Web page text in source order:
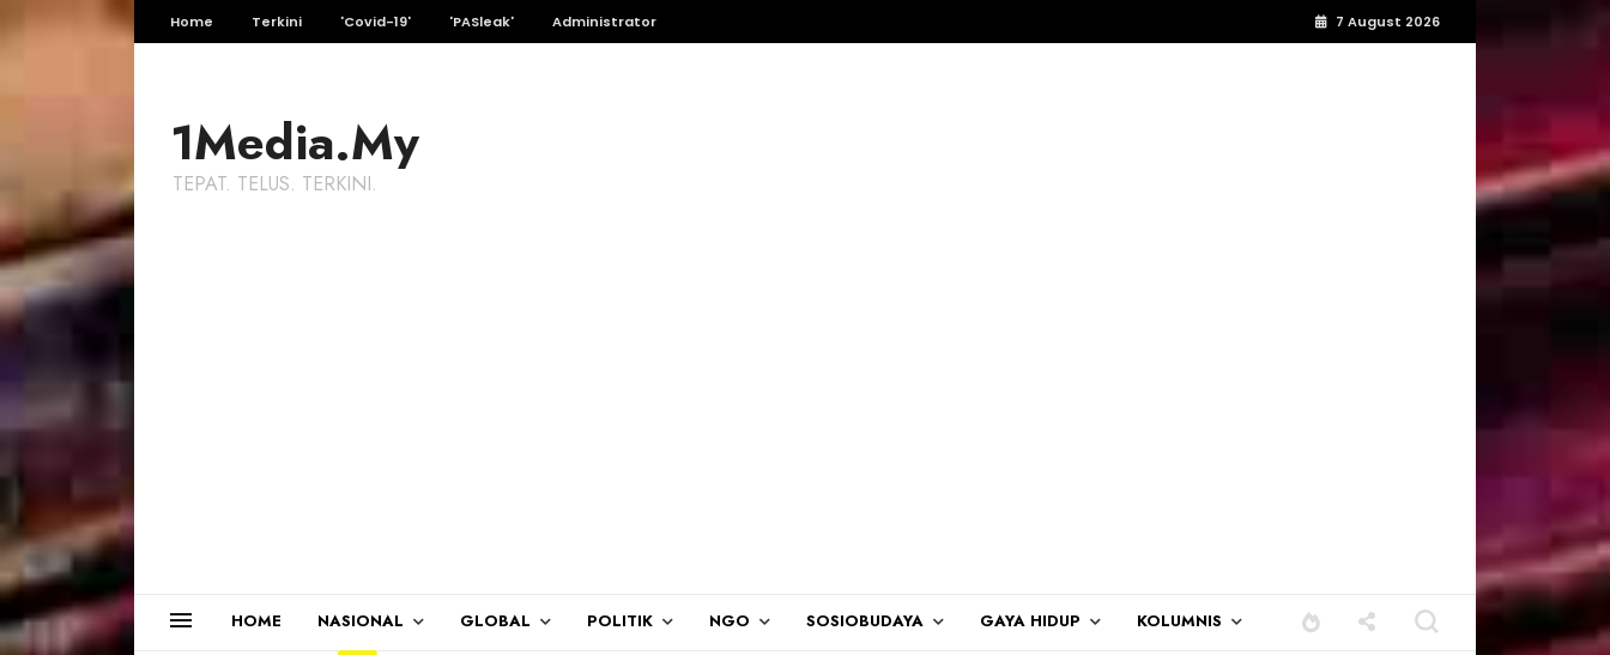
Home Terkini 'Covid-19' 'PASleak' Administrator 7 August 2026
1Media.My
TEPAT. TELUS. TERKINI.
HOME NASIONAL GLOBAL POLITIK NGO SOSIOBUDAYA GAYA HIDUP KOLUMNIS